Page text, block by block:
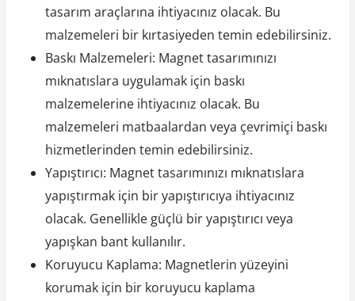
tasarım araçlarına ihtiyacınız olacak. Bu
malzemeleri bir kırtasiyeden temin edebilirsiniz.
Baskı Malzemeleri: Magnet tasarımınızı
mıknatıslara uygulamak için baskı
malzemelerine ihtiyacınız olacak. Bu
malzemeleri matbaalardan veya çevrimiçi baskı
hizmetlerinden temin edebilirsiniz.
Yapıştırıcı: Magnet tasarımınızı mıknatıslara
yapıştırmak için bir yapıştırıcıya ihtiyacınız
olacak. Genellikle güçlü bir yapıştırıcı veya
yapışkan bant kullanılır.
Koruyucu Kaplama: Magnetlerin yüzeyini
korumak için bir koruyucu kaplama